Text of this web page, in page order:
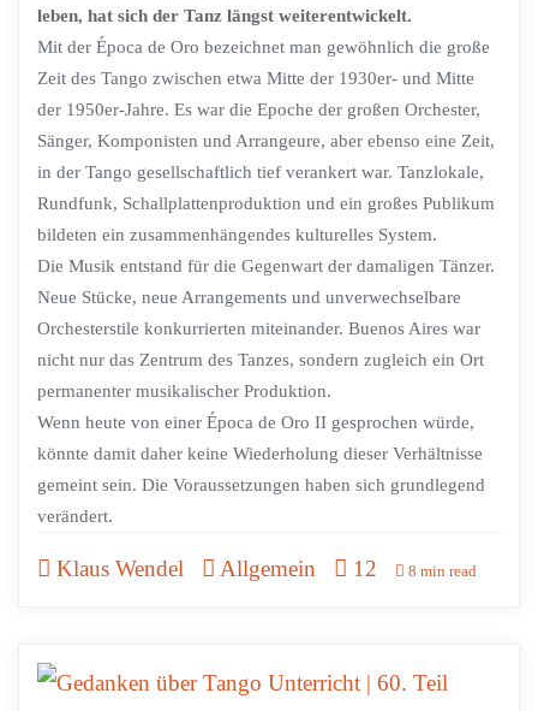
leben, hat sich der Tanz längst weiterentwickelt.
Mit der Época de Oro bezeichnet man gewöhnlich die große
Zeit des Tango zwischen etwa Mitte der 1930er- und Mitte
der 1950er-Jahre. Es war die Epoche der großen Orchester,
Sänger, Komponisten und Arrangeure, aber ebenso eine Zeit,
in der Tango gesellschaftlich tief verankert war. Tanzlokale,
Rundfunk, Schallplattenproduktion und ein großes Publikum
bildeten ein zusammenhängendes kulturelles System.
Die Musik entstand für die Gegenwart der damaligen Tänzer.
Neue Stücke, neue Arrangements und unverwechselbare
Orchesterstile konkurrierten miteinander. Buenos Aires war
nicht nur das Zentrum des Tanzes, sondern zugleich ein Ort
permanenter musikalischer Produktion.
Wenn heute von einer Época de Oro II gesprochen würde,
könnte damit daher keine Wiederholung dieser Verhältnisse
gemeint sein. Die Voraussetzungen haben sich grundlegend
verändert.
Klaus Wendel Allgemein 12 8 min read